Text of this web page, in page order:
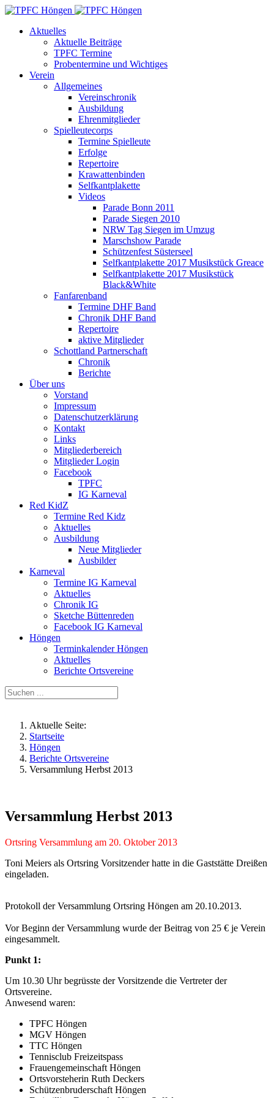
Aktuelles
Aktuelle Beiträge
TPFC Termine
Probentermine und Wichtiges
Verein
Allgemeines
Vereinschronik
Ausbildung
Ehrenmitglieder
Spielleutecorps
Termine Spielleute
Erfolge
Repertoire
Krawattenbinden
Selfkantplakette
Videos
Parade Bonn 2011
Parade Siegen 2010
NRW Tag Siegen im Umzug
Marschshow Parade
Schützenfest Süsterseel
Selfkantplakette 2017 Musikstück Greace
Selfkantplakette 2017 Musikstück
Black&White
Fanfarenband
Termine DHF Band
Chronik DHF Band
Repertoire
aktive Mitglieder
Schottland Partnerschaft
Chronik
Berichte
Über uns
Vorstand
Impressum
Datenschutzerklärung
Kontakt
Links
Mitgliederbereich
Mitglieder Login
Facebook
TPFC
IG Karneval
Red KidZ
Termine Red Kidz
Aktuelles
Ausbildung
Neue Mitglieder
Ausbilder
Karneval
Termine IG Karneval
Aktuelles
Chronik IG
Sketche Büttenreden
Facebook IG Karneval
Höngen
Terminkalender Höngen
Aktuelles
Berichte Ortsvereine
Aktuelle Seite:
Startseite
Höngen
Berichte Ortsvereine
Versammlung Herbst 2013
Versammlung Herbst 2013
Ortsring Versammlung am 20. Oktober 2013
Toni Meiers als Ortsring Vorsitzender hatte in die Gaststätte Dreißen
eingeladen.
Protokoll der Versammlung Ortsring Höngen am 20.10.2013.
Vor Beginn der Versammlung wurde der Beitrag von 25 € je Verein
eingesammelt.
Punkt 1:
Um 10.30 Uhr begrüsste der Vorsitzende die Vertreter der
Ortsvereine.
Anwesend waren:
TPFC Höngen
MGV Höngen
TTC Höngen
Tennisclub Freizeitspass
Frauengemeinschaft Höngen
Ortsvorsteherin Ruth Deckers
Schützenbruderschaft Höngen